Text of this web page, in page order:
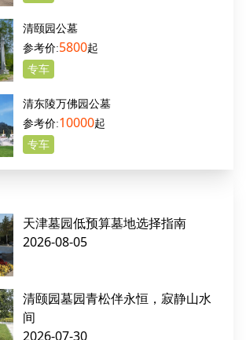
清颐园公墓
5800起
专车
清东陵万佛园公墓
10000起
专车
天津墓园低预算墓地选择指南
2026-08-05
清颐园墓园青松伴永恒，寂静山水
间
2026-07-30